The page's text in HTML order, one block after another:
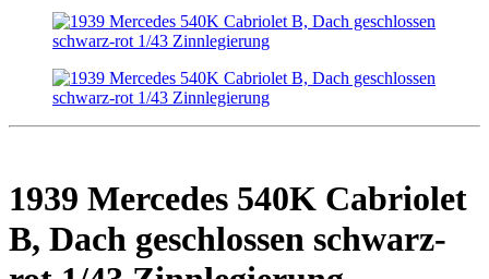
1939 Mercedes 540K Cabriolet
B, Dach geschlossen schwarz-